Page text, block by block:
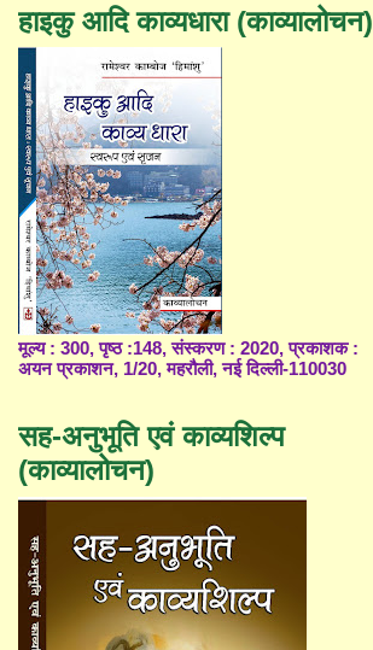
हाइकु आदि काव्यधारा (काव्यालोचन)
मूल्य : 300, पृष्ठ :148, संस्करण : 2020, प्रकाशक :
अयन प्रकाशन, 1/20, महरौली, नई दिल्ली-110030
सह-अनुभूति एवं काव्यशिल्प
(काव्यालोचन)